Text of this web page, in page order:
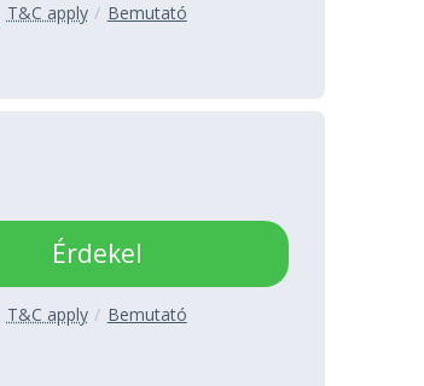
T&C apply Bemutató
Érdekel
T&C apply Bemutató